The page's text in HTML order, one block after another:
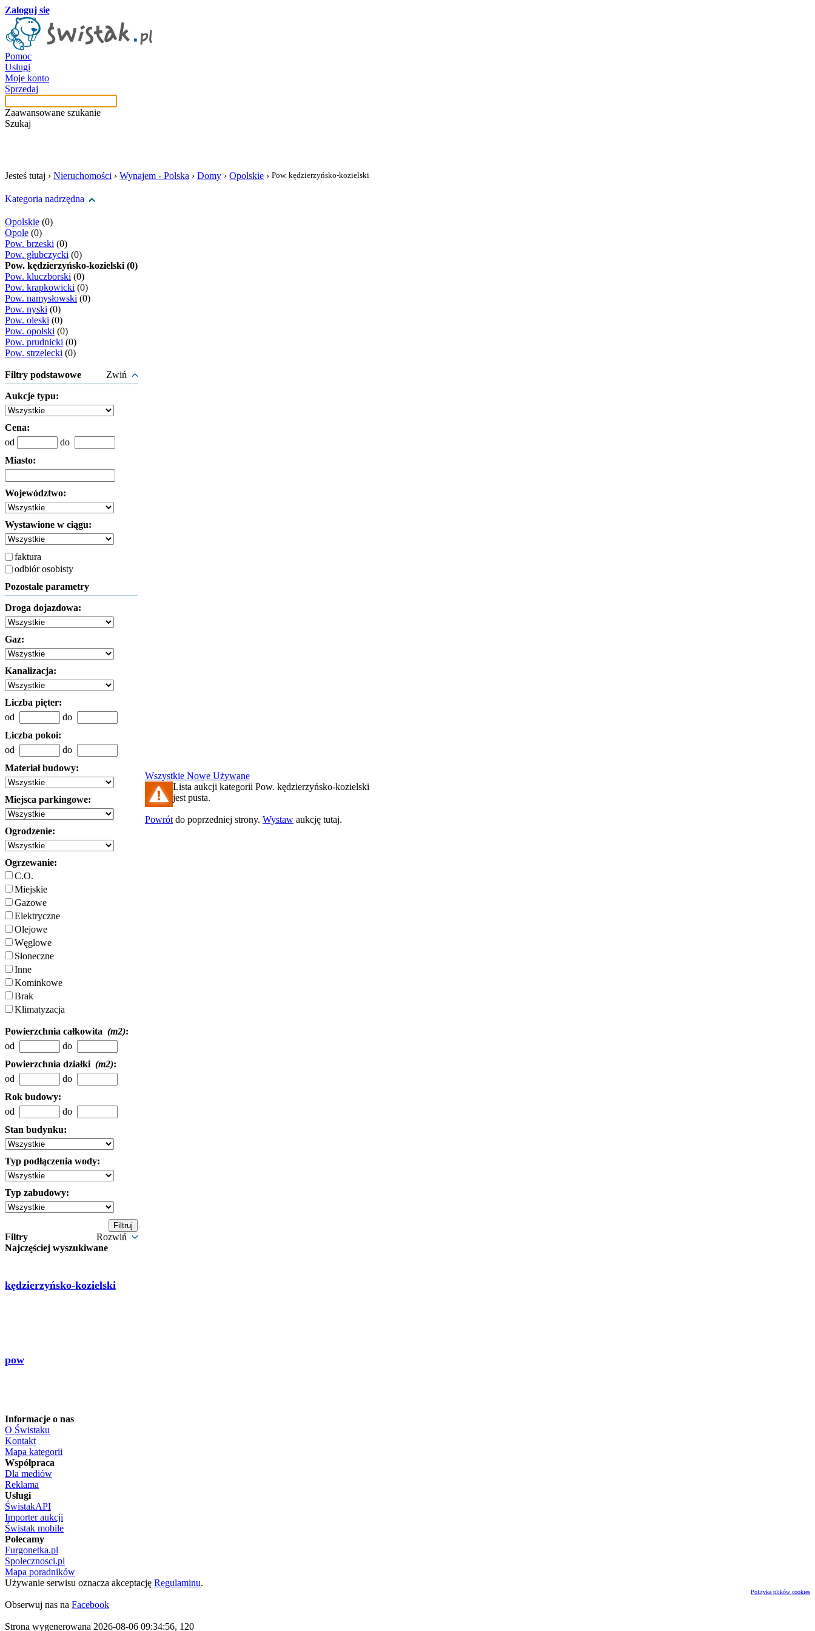
Zaloguj się
Pomoc
Usługi
Moje konto
Sprzedaj
Zaawansowane szukanie
Szukaj
Jesteś tutaj › Nieruchomości › Wynajem - Polska › Domy › Opolskie › Pow. kędzierzyńsko-kozielski
Kategoria nadrzędna
Opolskie (0)
Opole (0)
Pow. brzeski (0)
Pow. głubczycki (0)
Pow. kędzierzyńsko-kozielski (0)
Pow. kluczborski (0)
Pow. krapkowicki (0)
Pow. namysłowski (0)
Pow. nyski (0)
Pow. oleski (0)
Pow. opolski (0)
Pow. prudnicki (0)
Pow. strzelecki (0)
Filtry podstawowe Zwiń
Aukcje typu:
Cena:
od
do
Miasto:
Województwo:
Wystawione w ciągu:
faktura
odbiór osobisty
Pozostałe parametry
Droga dojazdowa:
Gaz:
Kanalizacja:
Liczba pięter:
od
do
Liczba pokoi:
od
do
Materiał budowy:
Miejsca parkingowe:
Ogrodzenie:
Ogrzewanie:
C.O.
Miejskie
Gazowe
Elektryczne
Olejowe
Węglowe
Słoneczne
Inne
Kominkowe
Brak
Klimatyzacja
Powierzchnia całkowita (m2):
od
do
Powierzchnia działki (m2):
od
do
Rok budowy:
od
do
Stan budynku:
Typ podłączenia wody:
Typ zabudowy:
Filtry
Rozwiń
Najczęściej wyszukiwane
kędzierzyńsko-kozielski
pow
Wszystkie Nowe Używane
Lista aukcji kategorii Pow. kędzierzyńsko-kozielski
jest pusta.
Powrót do poprzedniej strony. Wystaw aukcję tutaj.
Informacje o nas
O Świstaku
Kontakt
Mapa kategorii
Współpraca
Dla mediów
Reklama
Usługi
ŚwistakAPI
Importer aukcji
Świstak mobile
Polecamy
Furgonetka.pl
Spolecznosci.pl
Mapa poradników
Używanie serwisu oznacza akceptację Regulaminu.
Polityka plików cookies
Obserwuj nas na Facebook
Strona wygenerowana 2026-08-06 09:34:56, 120